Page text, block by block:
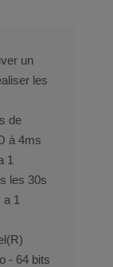
un
les
de
à 4ms
1
les 30s
1
- 64 bits